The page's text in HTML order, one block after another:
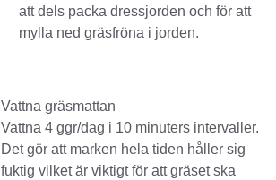
att dels packa dressjorden och för att
mylla ned gräsfröna i jorden.
Vattna gräsmattan
Vattna 4 ggr/dag i 10 minuters intervaller.
Det gör att marken hela tiden håller sig
fuktig vilket är viktigt för att gräset ska